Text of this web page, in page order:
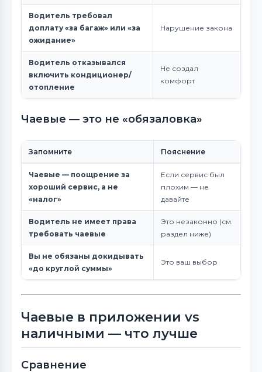
Водитель требовал
доплату «за багаж» или «за
ожидание»
Нарушение закона
Водитель отказывался
включить кондиционер/
отопление
Не создал
комфорт
Чаевые — это не «обязаловка»
Запомните Пояснение
Чаевые — поощрение за
хороший сервис, а не
«налог»
Если сервис был
плохим — не
давайте
Водитель не имеет права
требовать чаевые
Это незаконно (см.
раздел ниже)
Вы не обязаны докидывать
«до круглой суммы»
Это ваш выбор
Чаевые в приложении vs
наличными — что лучше
Сравнение